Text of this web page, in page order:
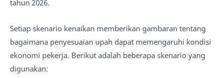
tahun 2026.
Setiap skenario kenaikan memberikan gambaran tentang
bagaimana penyesuaian upah dapat memengaruhi kondisi
ekonomi pekerja. Berikut adalah beberapa skenario yang
digunakan: